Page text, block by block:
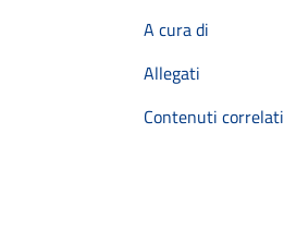
A cura di
Allegati
Contenuti correlati